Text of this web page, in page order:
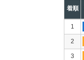
着順
1
2
3